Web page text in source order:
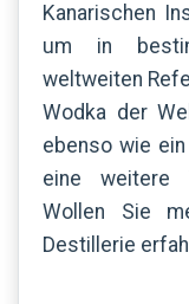
Kanarischen
um in
weltweiten
Wodka der
ebenso wie
eine weitere
Wollen Sie
Destillerie